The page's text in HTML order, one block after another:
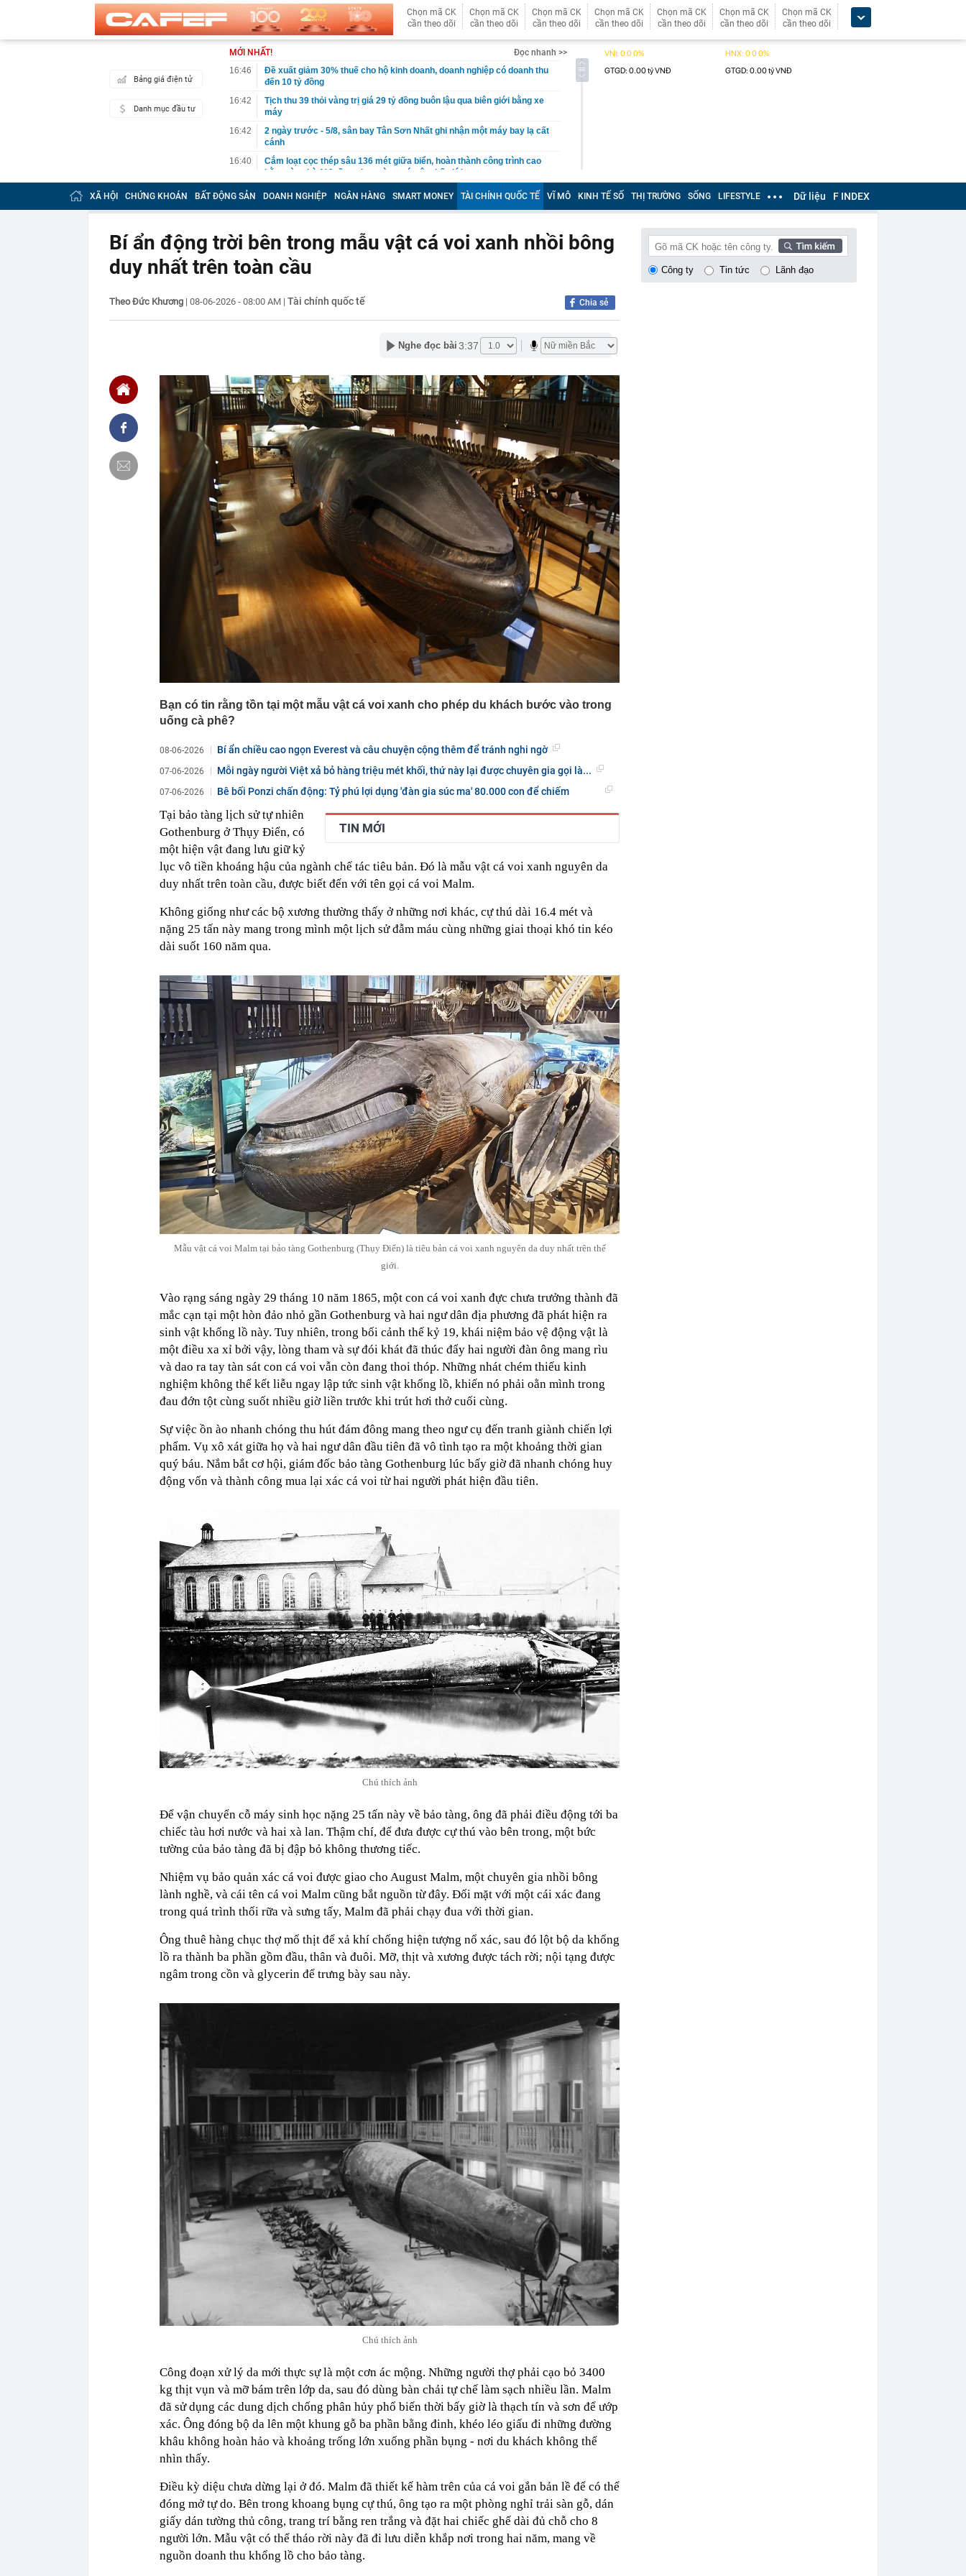
Chọn mã CK
cần theo dõi
Chọn mã CK
cần theo dõi
Chọn mã CK
cần theo dõi
Chọn mã CK
cần theo dõi
Chọn mã CK
cần theo dõi
Chọn mã CK
cần theo dõi
Chọn mã CK
cần theo dõi
Bảng giá điện tử
Danh mục đầu tư
MỚI NHẤT!
Đọc nhanh >>
16:46
Đề xuất giảm 30% thuế cho hộ kinh doanh, doanh nghiệp có doanh thu
đến 10 tỷ đồng
16:42
Tịch thu 39 thỏi vàng trị giá 29 tỷ đồng buôn lậu qua biên giới bằng xe
máy
16:42
2 ngày trước - 5/8, sân bay Tân Sơn Nhất ghi nhận một máy bay lạ cất
cánh
16:40
Cắm loạt cọc thép sâu 136 mét giữa biển, hoàn thành công trình cao
bằng tòa nhà 110 tầng chưa từng có trên thế giới
16:38
9 trụ cầu Hồng Hà dần lộ diện giữa sông Hồng
16:32
Đề xuất giảm 30% thuế cho hộ kinh doanh, doanh nghiệp thu dưới 10
16:30
Vì sao ghế nhựa thường có lỗ tròn ở giữa?
16:30
Bắt giữ Lê Thị Quỳnh SN 1995 trong phòng hát karaoke
"Tình hình vô cùng phức tạp": Nga đổi chiến thuật, đánh vào "huyết
mạch" của Ukraine
Honda PCX160 2027 trình làng với màn hình TFT và HSTC, đe dọa ngôi
vương của Yamaha NVX và Honda SH
16:15
Một chủ tịch giữ lời, mua hết lượng cổ phiếu đã đăng ký
16:15
Tình hình hiện tại của tuyến cáp treo lên thẳng nơi được mệnh danh
"lạnh nhất Việt Nam": Khi nào đón khách?
16:13
Lừa cho thuê nhà đã được ngân hàng bán đấu giá, một chủ tịch HĐQT
công ty bị bắt
16:12
Cổ phiếu DN nhà nước GVR, BCM, GAS... đồng loạt tăng trần: Điều gì
đã xảy ra?
16:12
Phương án thi lại cho học sinh Chuyên Tuyên Quang: Ông Đỗ Anh Tuấn
làm Trưởng Ban chỉ đạo cấp tỉnh
16:07
Chủ tịch Hải Phát Invest "gom" thành công 10 triệu cổ phiếu HPX
Tăng tốc thi công nút giao cửa ngõ phía Nam Hà Nội, cán đích cuối
năm 2026
13,4 triệu lượt tìm kiếm về chủ đề việc làm trong 7 tháng đầu năm
XÃ HỘI CHỨNG KHOÁN BẤT ĐỘNG SẢN DOANH NGHIỆP NGÂN HÀNG SMART MONEY TÀI CHÍNH QUỐC TẾ VĨ MÔ KINH TẾ SỐ THỊ TRƯỜNG SỐNG LIFESTYLE Dữ liệu F INDEX
Bí ẩn động trời bên trong mẫu vật cá voi xanh nhồi bông
duy nhất trên toàn cầu
Theo Đức Khương | 08-06-2026 - 08:00 AM | Tài chính quốc tế Chia sẻ
Nghe đọc bài 3:37
Bạn có tin rằng tồn tại một mẫu vật cá voi xanh cho phép du khách bước vào trong
uống cà phê?
08-06-2026 Bí ẩn chiều cao ngọn Everest và câu chuyện cộng thêm để tránh nghi ngờ
07-06-2026 Mỗi ngày người Việt xả bỏ hàng triệu mét khối, thứ này lại được chuyên gia gọi là...
07-06-2026
Bê bối Ponzi chấn động: Tỷ phú lợi dụng 'đàn gia súc ma' 80.000 con để chiếm
TIN MỚI
Tại bảo tàng lịch sử tự nhiên
Gothenburg ở Thụy Điển, có
một hiện vật đang lưu giữ kỷ
lục vô tiền khoáng hậu của ngành chế tác tiêu bản. Đó là mẫu vật cá voi xanh nguyên da
duy nhất trên toàn cầu, được biết đến với tên gọi cá voi Malm.
Không giống như các bộ xương thường thấy ở những nơi khác, cự thú dài 16.4 mét và
nặng 25 tấn này mang trong mình một lịch sử đẫm máu cùng những giai thoại khó tin kéo
dài suốt 160 năm qua.
Mẫu vật cá voi Malm tại bảo tàng Gothenburg (Thụy Điển) là tiêu bản cá voi xanh nguyên da duy nhất trên thế
giới.
Vào rạng sáng ngày 29 tháng 10 năm 1865, một con cá voi xanh đực chưa trưởng thành đã
mắc cạn tại một hòn đảo nhỏ gần Gothenburg và hai ngư dân địa phương đã phát hiện ra
sinh vật khổng lồ này. Tuy nhiên, trong bối cảnh thế kỷ 19, khái niệm bảo vệ động vật là
một điều xa xỉ bởi vậy, lòng tham và sự đói khát đã thúc đẩy hai người đàn ông mang rìu
và dao ra tay tàn sát con cá voi vẫn còn đang thoi thóp. Những nhát chém thiếu kinh
nghiệm không thể kết liễu ngay lập tức sinh vật khổng lồ, khiến nó phải oằn mình trong
đau đớn tột cùng suốt nhiều giờ liền trước khi trút hơi thở cuối cùng.
Sự việc ồn ào nhanh chóng thu hút đám đông mang theo ngư cụ đến tranh giành chiến lợi
phẩm. Vụ xô xát giữa họ và hai ngư dân đầu tiên đã vô tình tạo ra một khoảng thời gian
quý báu. Nắm bắt cơ hội, giám đốc bảo tàng Gothenburg lúc bấy giờ đã nhanh chóng huy
động vốn và thành công mua lại xác cá voi từ hai người phát hiện đầu tiên.
Chú thích ảnh
Để vận chuyển cỗ máy sinh học nặng 25 tấn này về bảo tàng, ông đã phải điều động tới ba
chiếc tàu hơi nước và hai xà lan. Thậm chí, để đưa được cự thú vào bên trong, một bức
tường của bảo tàng đã bị đập bỏ không thương tiếc.
Nhiệm vụ bảo quản xác cá voi được giao cho August Malm, một chuyên gia nhồi bông
lành nghề, và cái tên cá voi Malm cũng bắt nguồn từ đây. Đối mặt với một cái xác đang
trong quá trình thối rữa và sưng tấy, Malm đã phải chạy đua với thời gian.
Ông thuê hàng chục thợ mổ thịt để xả khí chống hiện tượng nổ xác, sau đó lột bộ da khổng
lồ ra thành ba phần gồm đầu, thân và đuôi. Mỡ, thịt và xương được tách rời; nội tạng được
ngâm trong cồn và glycerin để trưng bày sau này.
Chú thích ảnh
Công đoạn xử lý da mới thực sự là một cơn ác mộng. Những người thợ phải cạo bỏ 3400
kg thịt vụn và mỡ bám trên lớp da, sau đó dùng bàn chải tự chế làm sạch nhiều lần. Malm
đã sử dụng các dung dịch chống phân hủy phổ biến thời bấy giờ là thạch tín và sơn để ướp
xác. Ông đóng bộ da lên một khung gỗ ba phần bằng đinh, khéo léo giấu đi những đường
khâu không hoàn hảo và khoảng trống lớn xuống phần bụng - nơi du khách không thể
nhìn thấy.
Điều kỳ diệu chưa dừng lại ở đó. Malm đã thiết kế hàm trên của cá voi gắn bản lề để có thể
đóng mở tự do. Bên trong khoang bụng cự thú, ông tạo ra một phòng nghỉ trải sàn gỗ, dán
giấy dán tường thủ công, trang trí bằng ren trắng và đặt hai chiếc ghế dài đủ chỗ cho 8
người lớn. Mẫu vật có thể tháo rời này đã đi lưu diễn khắp nơi trong hai năm, mang về
nguồn doanh thu khổng lồ cho bảo tàng.
Công ty Tin tức Lãnh đạo